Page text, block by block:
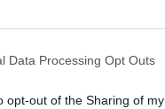
Data Processing Opt Outs
opt-out of the Sharing of